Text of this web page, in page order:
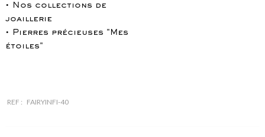
• Nos collections de
joaillerie
• Pierres précieuses "Mes
étoiles"
REF : FAIRYINFI-40